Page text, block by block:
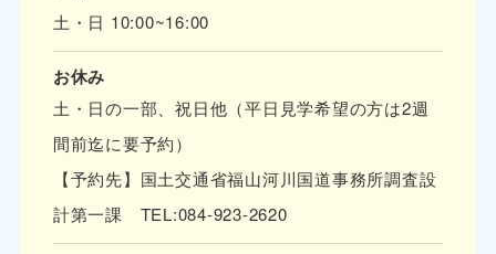
土・日 10:00~16:00
お休み
土・日の一部、祝日他（平日見学希望の方は2週
間前迄に要予約）
【予約先】国土交通省福山河川国道事務所調査設
計第一課 TEL:084-923-2620